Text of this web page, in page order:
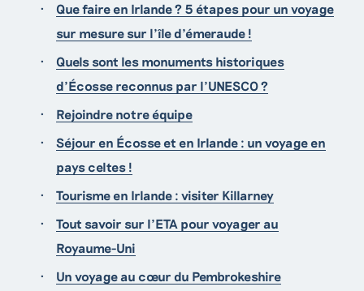
Que faire en Irlande ? 5 étapes pour un voyage
sur mesure sur l’île d’émeraude !
Quels sont les monuments historiques
d’Écosse reconnus par l’UNESCO ?
Rejoindre notre équipe
Séjour en Écosse et en Irlande : un voyage en
pays celtes !
Tourisme en Irlande : visiter Killarney
Tout savoir sur l’ETA pour voyager au
Royaume-Uni
Un voyage au cœur du Pembrokeshire